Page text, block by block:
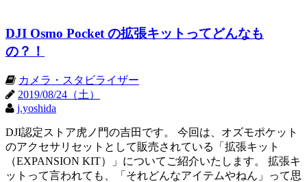
DJI Osmo Pocket の拡張キットってどんなも
の？！
カメラ・スタビライザー
2019/08/24（土）
j.yoshida
DJI認定ストア虎ノ門の吉田です。 今回は、オズモポケット
のアクセサリセットとして販売されている「拡張キット
（EXPANSION KIT）」についてご紹介いたします。 拡張キ
ットって言われても、「それどんなアイテムやねん」って思